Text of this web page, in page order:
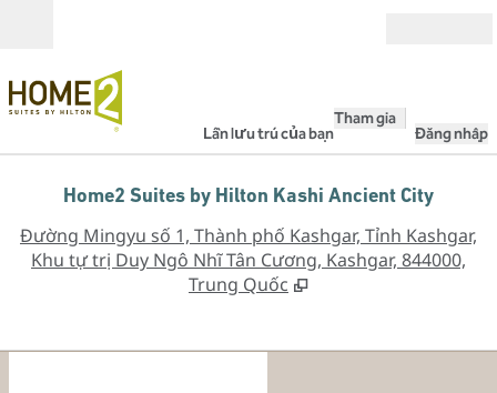
Lần lưu trú của bạn
Tham gia
Đăng nhập
Home2 Suites by Hilton Kashi Ancient City
Đường Mingyu số 1, Thành phố Kashgar, Tỉnh Kashgar,
Khu tự trị Duy Ngô Nhĩ Tân Cương, Kashgar, 844000,
Trung Quốc